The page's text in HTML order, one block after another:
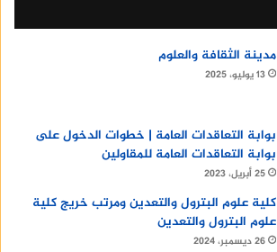
مدينة الثقافة والعلوم
13 يوليو، 2025
بوابة التعاقدات العامة | خطوات الدخول على
بوابة التعاقدات العامة للمقاولين
25 أبريل، 2023
كلية علوم البترول والتعدين ومرتب خريج كلية
علوم البترول والتعدين
26 ديسمبر، 2024